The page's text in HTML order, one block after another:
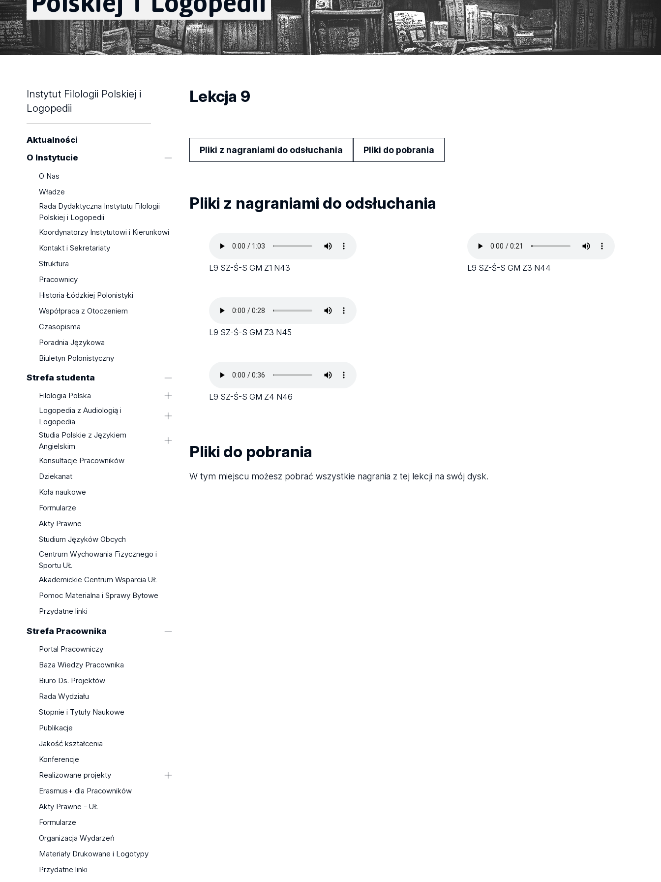
Instytut Filologii Polskiej i
Logopedii
Aktualności
O Instytucie
O Nas
Władze
Rada Dydaktyczna Instytutu Filologii
Polskiej i Logopedii
Koordynatorzy Instytutowi i Kierunkowi
Kontakt i Sekretariaty
Struktura
Pracownicy
Historia Łódzkiej Polonistyki
Współpraca z Otoczeniem
Czasopisma
Poradnia Językowa
Biuletyn Polonistyczny
Strefa studenta
Filologia Polska
Plany zajęć
Programy studiów
Ważne Dokumenty
Seminaria Licencjackie i
Magisterskie
Programy Zawodowe
zagadnienia
Spisy Lektur i Zagadnienia
Egzaminacyjne
Praktyki
Koordynatorzy, Opiekunowie i
Logopedia z Audiologią i
Logopedia
Sekretariat
Plany zajęć
Programy studiów
Praktyki
Seminaria Licencjackie i
Przedstawiciele Studentów
Koła naukowe
Laboratorium Logopedyczne
Konkurs na Najlepszą Pracę
Magisterską
Analizy Wyników Ankiet
Studia Polskie z Językiem
Angielskim
Plany zajęć
Programy studiów
Programy Zawodowe
Zagadnienia egzaminacyjne
Opiekunowie i Koordynatorzy
Konsultacje Pracowników
Dziekanat
Koła naukowe
Formularze
Akty Prawne
Studium Języków Obcych
Centrum Wychowania Fizycznego i
Sportu UŁ
Akademickie Centrum Wsparcia UŁ
Pomoc Materialna i Sprawy Bytowe
Przydatne linki
Strefa Pracownika
Portal Pracowniczy
Baza Wiedzy Pracownika
Biuro Ds. Projektów
Rada Wydziału
Stopnie i Tytuły Naukowe
Publikacje
Jakość kształcenia
Konferencje
Realizowane projekty
Edycja krytyczna zbiorów
XVII do XX w. — NPRH (w module:
Dziedzictwo narodowe)
Female Friendship: A Central
Century — NAWA. Zawacka
Sztuka współczesna miast
Erasmus+ dla Pracowników
Akty Prawne - UŁ
Formularze
Organizacja Wydarzeń
Materiały Drukowane i Logotypy
Przydatne linki
Lekcja 9
Pliki z nagraniami do odsłuchania Pliki do pobrania
Pliki z nagraniami do odsłuchania
L9 SZ-Ś-S GM Z1 N43 L9 SZ-Ś-S GM Z3 N44
L9 SZ-Ś-S GM Z3 N45
L9 SZ-Ś-S GM Z4 N46
Pliki do pobrania
W tym miejscu możesz pobrać wszystkie nagrania z tej lekcji na swój dysk.